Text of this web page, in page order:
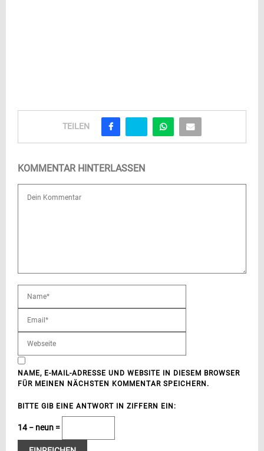
TEILEN
KOMMENTAR HINTERLASSEN
NAME, E-MAIL-ADRESSE UND WEBSITE IN DIESEM BROWSER
FÜR MEINEN NÄCHSTEN KOMMENTAR SPEICHERN.
BITTE GIB EINE ANTWORT IN ZIFFERN EIN:
14 − neun =